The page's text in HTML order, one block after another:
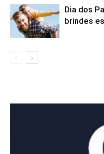
Dia dos
brindes